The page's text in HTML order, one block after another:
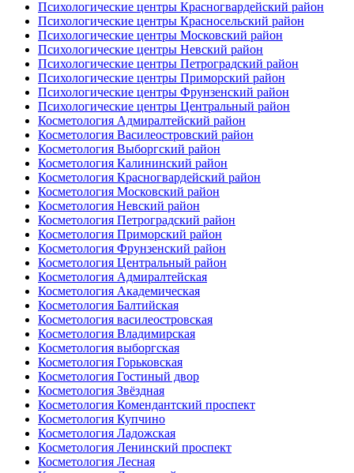
Психологические центры Красногвардейский район
Психологические центры Красносельский район
Психологические центры Московский район
Психологические центры Невский район
Психологические центры Петроградский район
Психологические центры Приморский район
Психологические центры Фрунзенский район
Психологические центры Центральный район
Косметология Адмиралтейский район
Косметология Василеостровский район
Косметология Выборгский район
Косметология Калининский район
Косметология Красногвардейский район
Косметология Московский район
Косметология Невский район
Косметология Петроградский район
Косметология Приморский район
Косметология Фрунзенский район
Косметология Центральный район
Косметология Адмиралтейская
Косметология Академическая
Косметология Балтийская
Косметология василеостровская
Косметология Владимирская
Косметология выборгская
Косметология Горьковская
Косметология Гостиный двор
Косметология Звёздная
Косметология Комендантский проспект
Косметология Купчино
Косметология Ладожская
Косметология Ленинский проспект
Косметология Лесная